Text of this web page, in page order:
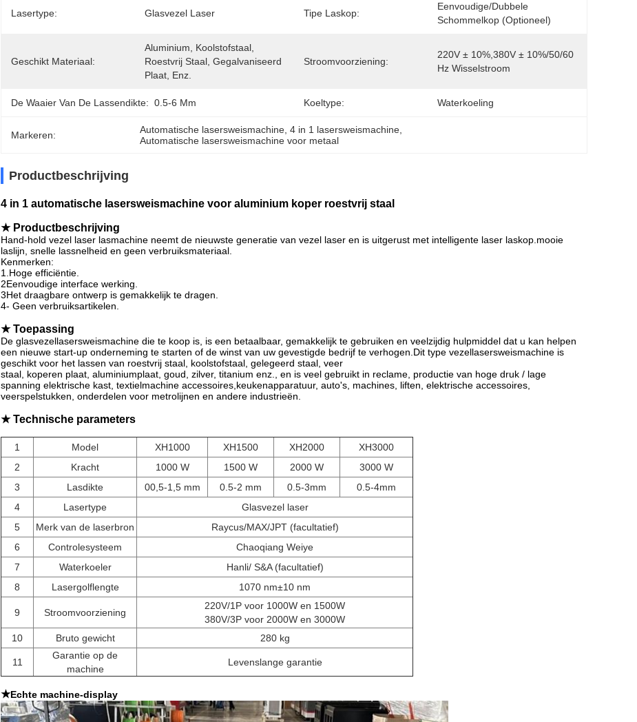
Lasertype: Glasvezel Laser Tipe Laskop:
Eenvoudige/dubbele
Schommelkop (optioneel)
Geschikt Materiaal:
Aluminium, Koolstofstaal,
Roestvrij Staal, Gegalvaniseerd
Plaat, Enz.
Stroomvoorziening:
220V ± 10%,380V ± 10%/50/60
Hz Wisselstroom
De Waaier Van De Lassendikte: 0.5-6 Mm Koeltype: Waterkoeling
Markeren: Automatische lasersweismachine , 4 in 1 lasersweismachine
Automatische lasersweismachine voor metaal
Productbeschrijving
4 in 1 automatische lasersweismachine voor aluminium koper roestvrij staal
★ Productbeschrijving
Hand-hold vezel laser lasmachine neemt de nieuwste generatie van vezel laser en is uitgerust met intelligente laser laskop.mooie
laslijn, snelle lassnelheid en geen verbruiksmateriaal.
Kenmerken:
1.Hoge efficiëntie.
2Eenvoudige interface werking.
3Het draagbare ontwerp is gemakkelijk te dragen.
4- Geen verbruiksartikelen.
★ Toepassing
De glasvezellasersweismachine die te koop is, is een betaalbaar, gemakkelijk te gebruiken en veelzijdig hulpmiddel dat u kan helpen
een nieuwe start-up onderneming te starten of de winst van uw gevestigde bedrijf te verhogen.Dit type vezellasersweismachine is
geschikt voor het lassen van roestvrij staal, koolstofstaal, gelegeerd staal, veer
staal, koperen plaat, aluminiumplaat, goud, zilver, titanium enz., en is veel gebruikt in reclame, productie van hoge druk / lage
spanning elektrische kast, textielmachine accessoires,keukenapparatuur, auto's, machines, liften, elektrische accessoires,
veerspelstukken, onderdelen voor metrolijnen en andere industrieën.
★ Technische parameters
1 Model XH1000 XH1500 XH2000
XH3000
2
Kracht 1000 W 1500 W 2000 W
3000 W
3
Lasdikte 00,5-1,5 mm 0.5-2 mm 0.5-3mm
0.5-4mm
4
Lasertype
Glasvezel laser
5
Merk van de laserbron
Raycus/MAX/JPT (facultatief)
6
Controlesysteem
Chaoqiang Weiye
7
Waterkoeler
Hanli/ S&A (facultatief)
8
Lasergolflengte 1070 nm±10 nm
9 Stroomvoorziening
220V/1P voor 1000W en 1500W
380V/3P voor 2000W en 3000W
10
Bruto gewicht 280 kg
11
Garantie op de
machine
Levenslange garantie
★Echte machine-display